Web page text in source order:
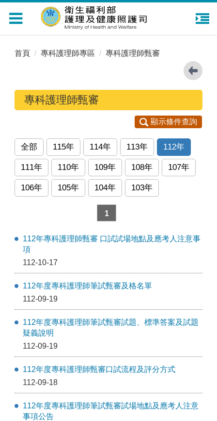
Toggle
navigation
首頁 專科護理師專區 專科護理師甄審
專科護理師甄審
顯示條件查詢
全部 115年 114年 113年 112年
111年 110年 109年 108年 107年
106年 105年 104年 103年
1
112年專科護理師甄審 口試試場地點及應考人注意事
項
112-10-17
112年度專科護理師筆試甄審及格名單
112-09-19
112年度專科護理師筆試甄審試題、標準答案及試題
疑義說明
112-09-19
112年度專科護理師甄審口試流程及評分方式
112-09-18
112年度專科護理師筆試甄審試場地點及應考人注意
事項公告